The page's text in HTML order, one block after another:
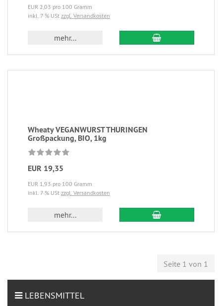
EUR 2,03 pro 100 Gramm
inkl. 7 % USt zzgl. Versandkosten
mehr...
Wheaty VEGANWURST THURINGEN
Großpackung, BIO, 1kg
EUR 19,35
EUR 1,93 pro 100 Gramm
inkl. 7 % USt zzgl. Versandkosten
mehr...
Seite 1 von 1
LEBENSMITTEL